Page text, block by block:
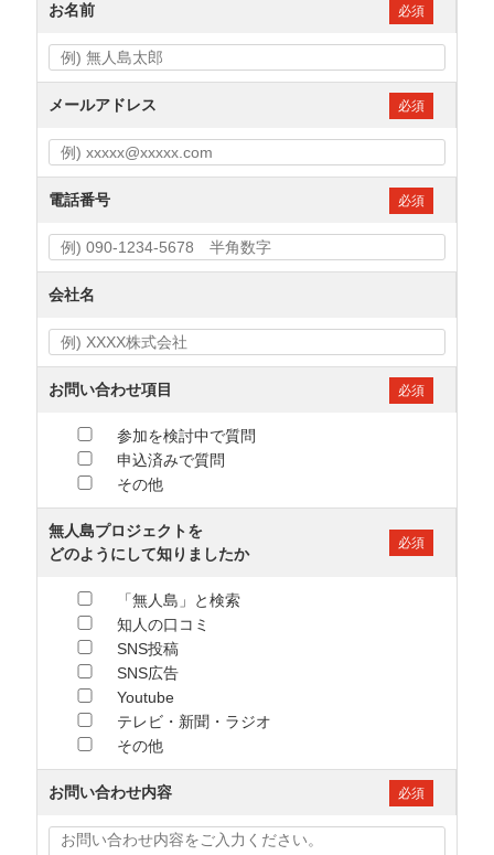
お名前 必須
メールアドレス 必須
電話番号 必須
会社名
お問い合わせ項目 必須
参加を検討中で質問
申込済みで質問
その他
無人島プロジェクトを
どのようにして知りましたか
必須
「無人島」と検索
知人の口コミ
SNS投稿
SNS広告
Youtube
テレビ・新聞・ラジオ
その他
お問い合わせ内容 必須